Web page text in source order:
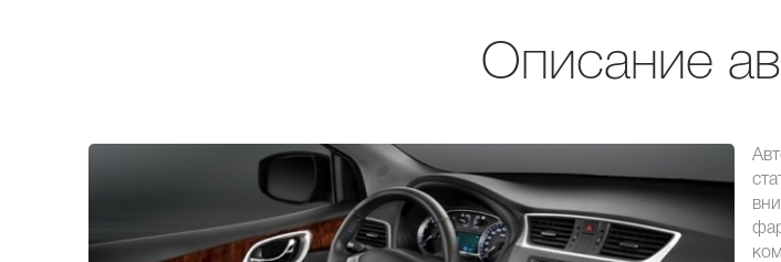
Описание